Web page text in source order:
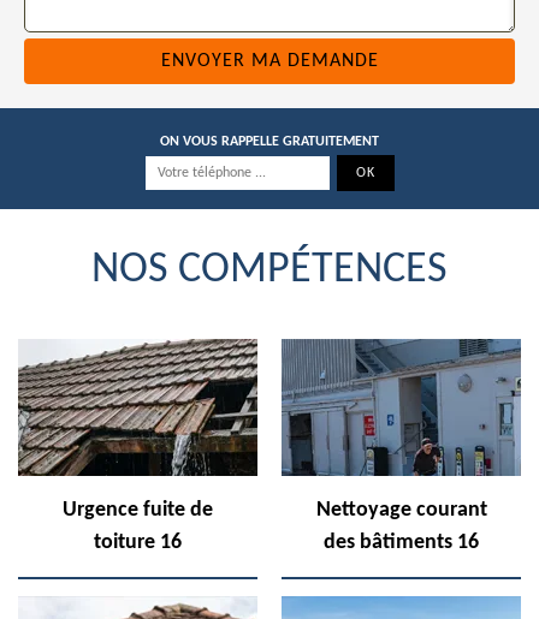
ON VOUS RAPPELLE GRATUITEMENT
NOS COMPÉTENCES
Urgence fuite de
toiture 16
Nettoyage courant
des bâtiments 16